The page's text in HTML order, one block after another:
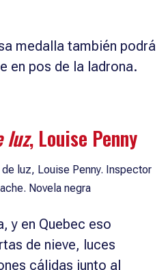
medalla también podrá
en pos de la ladrona.
luz, Louise Penny
y en Quebec eso
de nieve, luces
cálidas junto al